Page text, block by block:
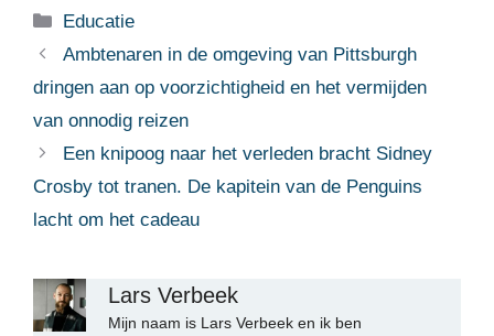
Categorieën
Educatie
Ambtenaren in de omgeving van Pittsburgh
dringen aan op voorzichtigheid en het vermijden
van onnodig reizen
Een knipoog naar het verleden bracht Sidney
Crosby tot tranen. De kapitein van de Penguins
lacht om het cadeau
Lars Verbeek
Mijn naam is Lars Verbeek en ik ben